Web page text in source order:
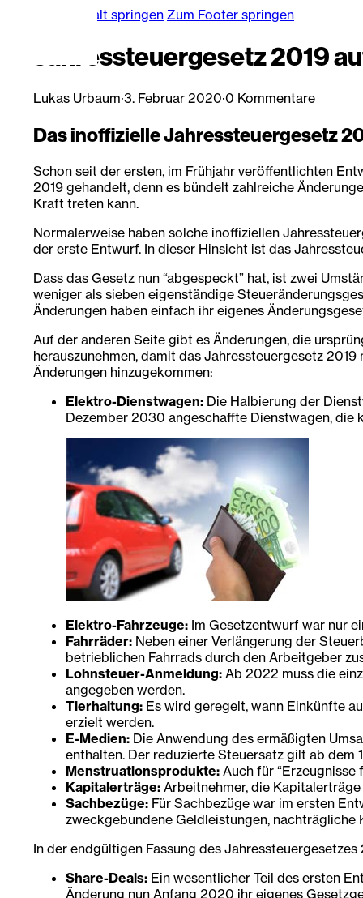
Zum Hauptinhalt springen Zum Footer springen
Jahressteuergesetz 2019
Lukas Urbaum·3. Februar 2020·0 Kommentare
Das inoffizielle Jahressteuergesetz
Schon seit der ersten, im Frühjahr veröffentlichten
2019 gehandelt, denn es bündelt zahlreiche
Kraft treten kann.
Normalerweise haben solche inoffiziellen
der erste Entwurf. In dieser Hinsicht ist das
Dass das Gesetz nun “abgespeckt” hat, ist zwei
weniger als sieben eigenständige
Änderungen haben einfach ihr eigenes
Auf der anderen Seite gibt es Änderungen, die
herauszunehmen, damit das Jahressteuergesetz
Änderungen hinzugekommen:
Elektro-Dienstwagen:Die Halbierung der
Dezember 2030 angeschaffte Dienstwagen,
Elektro-Fahrzeuge:Im Gesetzentwurf war nur
Fahrräder:Neben einer Verlängerung der
betrieblichen Fahrrads durch den Arbeitgeber
Lohnsteuer-Anmeldung:Ab 2022 muss die
angegeben werden.
Tierhaltung:Es wird geregelt, wann Einkünfte
erzielt werden.
E-Medien:Die Anwendung des ermäßigten
enthalten. Der reduzierte Steuersatz gilt ab dem
Menstruationsprodukte:Auch für “Erzeugnisse
Kapitalerträge:Arbeitnehmer, die
Sachbezüge:Für Sachbezüge war im ersten
zweckgebundene Geldleistungen,
In der endgültigen Fassung des
Share-Deals:Ein wesentlicher Teil des ersten
Änderung nun Anfang 2020 ihr eigenes